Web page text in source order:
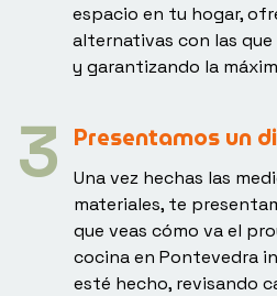
espacio en tu hogar,
alternativas con las
y garantizando la
Presentamos un
Una vez hechas las
materiales, te
que veas cómo va el
cocina en Pontevedra
esté hecho, revisando